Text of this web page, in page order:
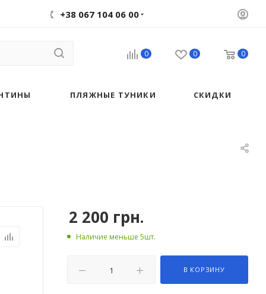
+38 067 104 06 00
0 0 0
ПЛЯЖНЫЕ ТУНИКИ СКИДКИ
2 200 грн.
Наличие меньше 5шт.
В КОРЗИНУ